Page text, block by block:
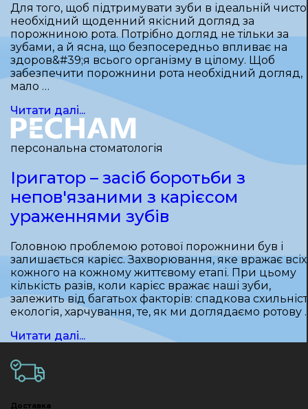
Для того, щоб підтримувати зуби в ідеальній
необхідний щоденний якісний догляд за
порожниною рота. Потрібно догляд не тільки за
зубами, а й ясна, що безпосередньо впливає на
здоров&#39;я всього організму в цілому. Щоб
забезпечити порожнини рота необхідний догляд,
мало …
Читати далі...
персональна стоматологія
Іригатор – засіб боротьби з
непов'язаними з карієсом
ураженнями зубів
Головною проблемою ротової порожнини був і
залишається карієс. Захворювання, яке вражає всіх
кожного на кожному життєвому етапі. При цьому
кількість разів, коли карієс вражає наші зуби,
залежить від багатьох факторів: спадкова
екологія, харчування, те, як ми доглядаємо ротову
Читати далі...
Доставка